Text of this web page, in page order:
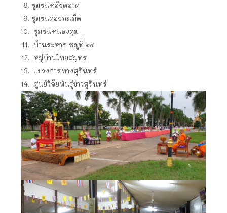
ชุมชนหลังตลาด
ชุมชนดองกะเม็ด
ชุมชนหนองดุม
บ้านระหาร หมู่ที่ ๑๔
หมู่บ้านไทยสมุทร
แขวงการทางสุรินทร์
ศูนย์วิจัยพันธุ์ข้าวสุรินทร์